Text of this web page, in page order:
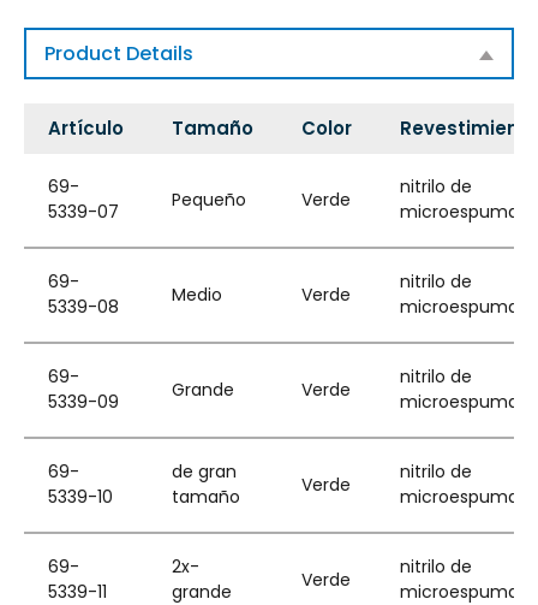
Product Details
Artículo Tamaño Color Revestimiento
69-
5339-07
Pequeño Verde
nitrilo de
microespuma
69-
5339-08
Medio Verde
nitrilo de
microespuma
69-
5339-09
Grande Verde
nitrilo de
microespuma
69-
5339-10
de gran
tamaño
Verde
nitrilo de
microespuma
69-
5339-11
2x-
grande
Verde
nitrilo de
microespuma